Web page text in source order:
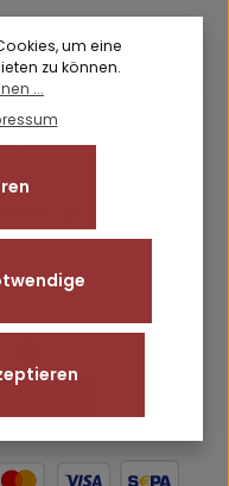
um eine
zu können.
...